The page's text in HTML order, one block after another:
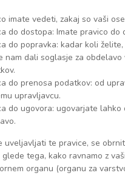
imate vedeti, zakaj so vaši
do dostopa: Imate pravico do
do popravka: kadar koli
nam dali soglasje za
do prenosa podatkov: od
upravljavcu.
do ugovora: ugovarjate
uveljavljati te pravice, se
tega, kako ravnamo z
organu (organu za